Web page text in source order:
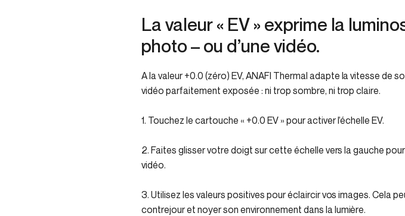
La valeur « EV » exprime la
photo – ou d’une vidéo.
A la valeur +0.0 (zéro) EV, ANAFI Thermal adapte la vitesse de
vidéo parfaitement exposée : ni trop sombre, ni trop claire.
1. Touchez le cartouche « +0.0 EV » pour activer l’échelle EV.
2. Faites glisser votre doigt sur cette échelle vers la gauche
vidéo.
3. Utilisez les valeurs positives pour éclaircir vos images. Cela
contrejour et noyer son environnement dans la lumière.